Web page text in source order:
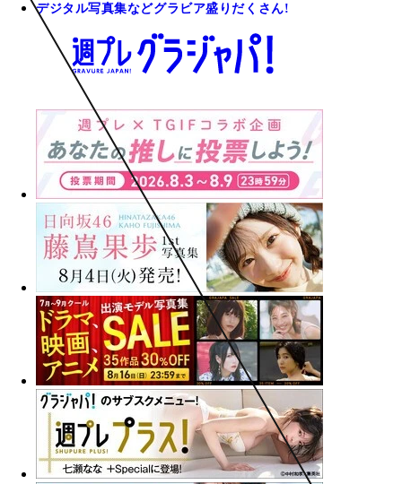
デジタル写真集などグラビア盛りだくさん!